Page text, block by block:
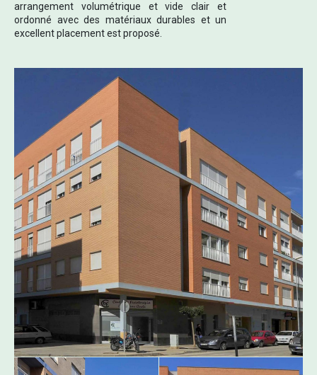
arrangement volumétrique et vide clair et
ordonné avec des matériaux durables et un
excellent placement est proposé.